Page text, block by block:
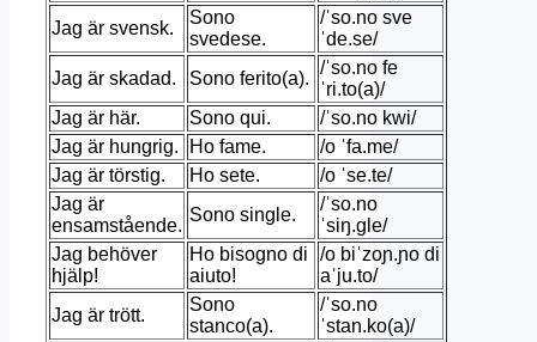
Jag är svensk.
Sono
svedese.
/ˈso.no sve
ˈde.se/
Jag är skadad.
Sono ferito(a).
/ˈso.no fe
ˈri.to(a)/
Jag är här.
Sono qui.
/ˈso.no kwi/
Jag är hungrig.
Ho fame.
/o ˈfa.me/
Jag är törstig.
Ho sete.
/o ˈse.te/
Jag är
ensamstående.
Sono single.
/ˈso.no
ˈsiŋ.ɡle/
Jag behöver
hjälp!
Ho bisogno di
aiuto!
/o biˈzoɲ.ɲo di
aˈju.to/
Jag är trött.
Sono
stanco(a).
/ˈso.no
ˈstan.ko(a)/